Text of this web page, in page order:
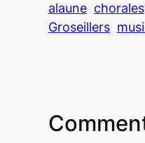
alaune chorales
Groseillers